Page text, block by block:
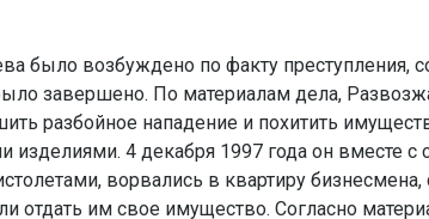
было возбуждено по факту преступления,
завершено. По материалам дела,
разбойное нападение и похитить
изделиями. 4 декабря 1997 года он вместе
ворвались в квартиру бизнесмена,
отдать им свое имущество. Согласно